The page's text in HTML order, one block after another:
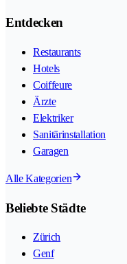
Entdecken
Restaurants
Hotels
Coiffeure
Ärzte
Elektriker
Sanitärinstallation
Garagen
Alle Kategorien
Beliebte Städte
Zürich
Genf